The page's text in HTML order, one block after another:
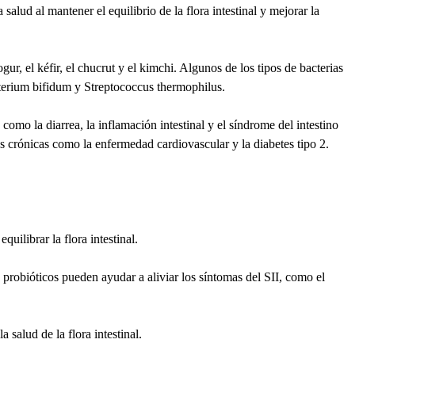
salud al mantener el equilibrio de la flora intestinal y mejorar la
el kéfir, el chucrut y el kimchi. Algunos de los tipos de bacterias
bifidum y Streptococcus thermophilus.
la diarrea, la inflamación intestinal y el síndrome del intestino
como la enfermedad cardiovascular y la diabetes tipo 2.
la flora intestinal.
pueden ayudar a aliviar los síntomas del SII, como el
salud de la flora intestinal.